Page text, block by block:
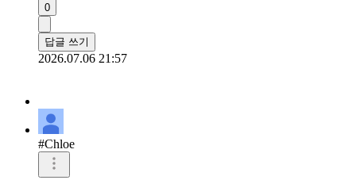
0
답글 쓰기
2026.07.06 21:57
#Chloe